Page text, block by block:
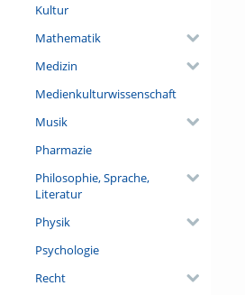
Kultur
Mathematik
Medizin
Medienkulturwissenschaft
Musik
Pharmazie
Philosophie, Sprache,
Literatur
Physik
Psychologie
Recht